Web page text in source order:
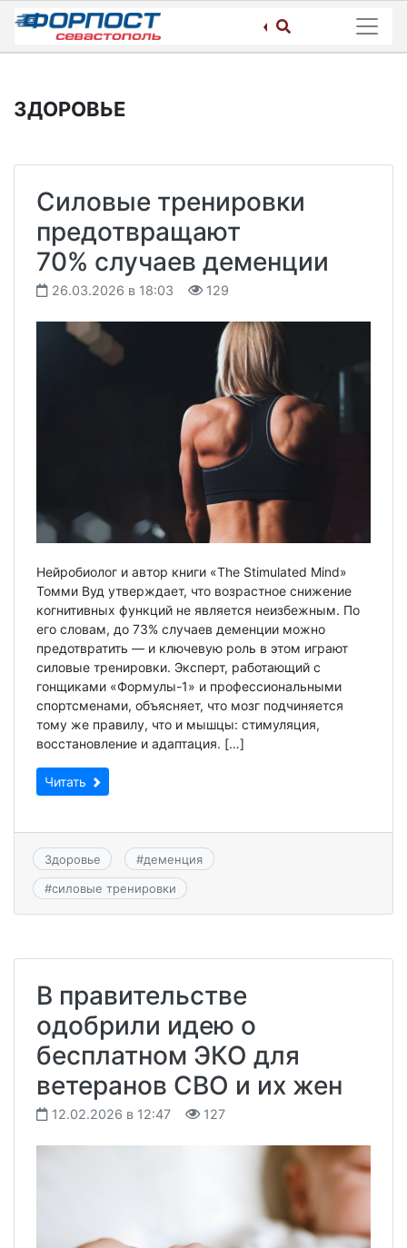
Skip
content
ЗДОРОВЬЕ
Силовые тренировки
предотвращают
70% случаев деменции
26.03.2026 в 18:03 129
Нейробиолог и автор книги «The Stimulated Mind»
Томми Вуд утверждает, что возрастное снижение
когнитивных функций не является неизбежным. По
его словам, до 73% случаев деменции можно
предотвратить — и ключевую роль в этом играют
силовые тренировки. Эксперт, работающий с
гонщиками «Формулы-1» и профессиональными
спортсменами, объясняет, что мозг подчиняется
тому же правилу, что и мышцы: стимуляция,
восстановление и адаптация. […]
Читать
Здоровье #деменция
#силовые тренировки
В правительстве
одобрили идею о
бесплатном ЭКО для
ветеранов СВО и их жен
12.02.2026 в 12:47 127